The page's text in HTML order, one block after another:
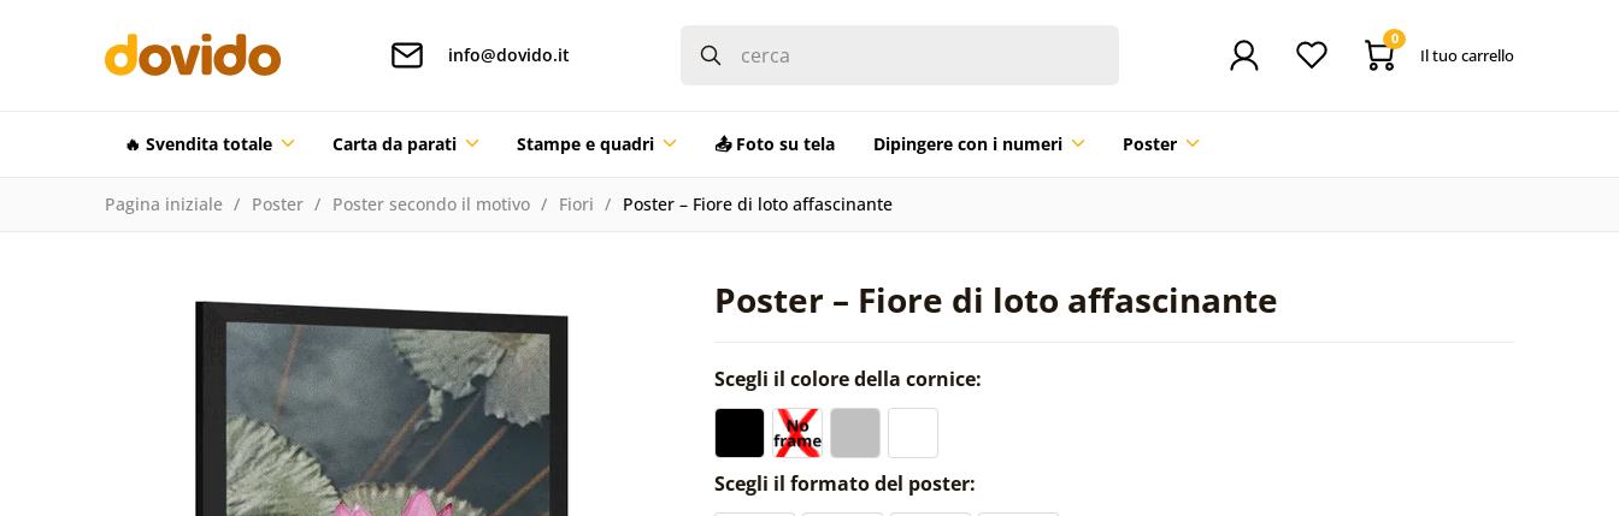
info@dovido.it
0
Il tuo carrello
🔥 Svendita totale Carta da parati Stampe e quadri 📤 Foto su tela Dipingere con i numeri Poster
Pagina iniziale Poster Poster secondo il motivo Fiori Poster – Fiore di loto affascinante
Poster – Fiore di loto affascinante
Scegli il colore della cornice:
Scegli il formato del poster: